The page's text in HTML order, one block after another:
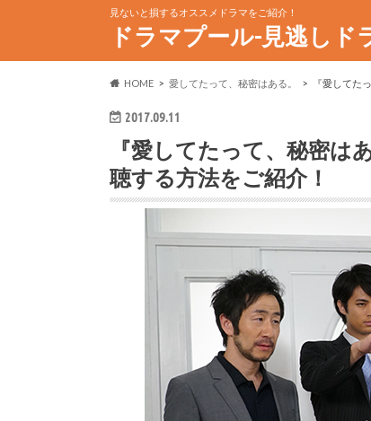
見ないと損するオススメドラマをご紹介！
ドラマプール-見逃しド
HOME 愛してたって、秘密はある。 『愛してた
2017.09.11
『愛してたって、秘密は
聴する方法をご紹介！